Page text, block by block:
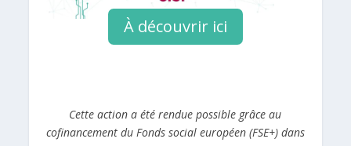
À découvrir ici
Cette action a été rendue possible grâce au
cofinancement du Fonds social européen (FSE+) dans